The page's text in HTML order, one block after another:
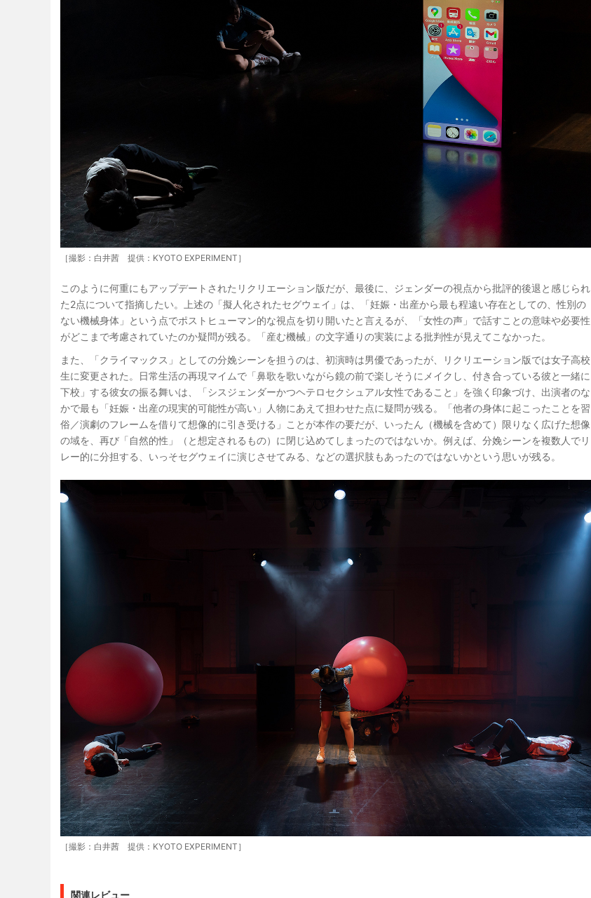
［撮影：白井茜 提供：KYOTO EXPERIMENT］
このように何重にもアップデートされたリクリエーション版だが、最後に、ジェンダーの視点から批評的後退と感じられ
た2点について指摘したい。上述の「擬人化されたセグウェイ」は、「妊娠・出産から最も程遠い存在としての、性別の
ない機械身体」という点でポストヒューマン的な視点を切り開いたと言えるが、「女性の声」で話すことの意味や必要性
がどこまで考慮されていたのか疑問が残る。「産む機械」の文字通りの実装による批判性が見えてこなかった。
また、「クライマックス」としての分娩シーンを担うのは、初演時は男優であったが、リクリエーション版では女子高校
生に変更された。日常生活の再現マイムで「鼻歌を歌いながら鏡の前で楽しそうにメイクし、付き合っている彼と一緒に
下校」する彼女の振る舞いは、「シスジェンダーかつヘテロセクシュアル女性であること」を強く印象づけ、出演者のな
かで最も「妊娠・出産の現実的可能性が高い」人物にあえて担わせた点に疑問が残る。「他者の身体に起こったことを習
俗／演劇のフレームを借りて想像的に引き受ける」ことが本作の要だが、いったん（機械を含めて）限りなく広げた想像
の域を、再び「自然的性」（と想定されるもの）に閉じ込めてしまったのではないか。例えば、分娩シーンを複数人でリ
レー的に分担する、いっそセグウェイに演じさせてみる、などの選択肢もあったのではないかという思いが残る。
［撮影：白井茜 提供：KYOTO EXPERIMENT］
関連レビュー